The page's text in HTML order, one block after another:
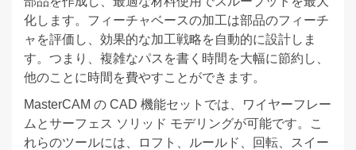
化します。フィーチャベースの加工は部品のフィーチ
ャを評価し、効果的な加工戦略を自動的に設計しま
す。つまり、複雑なパスを書く時間を大幅に節約し、
他のことに時間を費やすことができます。
MasterCAM の CAD 機能セットでは、ワイヤーフレー
ムとサーフェス ソリッド モデリングが可能です。こ
れらのツールには、ロフト、ルールド、回転、スイー